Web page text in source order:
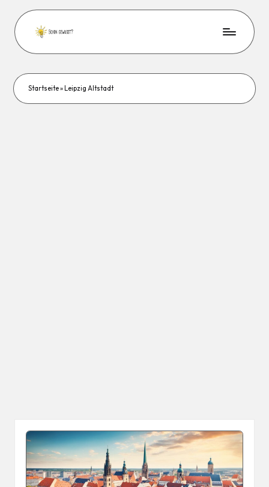
Startseite» Leipzig Altstadt